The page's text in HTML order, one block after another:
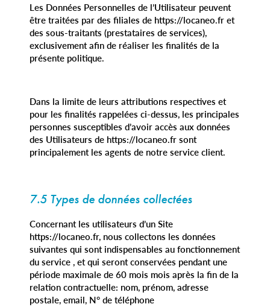
Les Données Personnelles de l’Utilisateur peuvent
être traitées par des filiales de https://locaneo.fr et
des sous-traitants (prestataires de services),
exclusivement afin de réaliser les finalités de la
présente politique.
Dans la limite de leurs attributions respectives et
pour les finalités rappelées ci-dessus, les principales
personnes susceptibles d’avoir accès aux données
des Utilisateurs de https://locaneo.fr sont
principalement les agents de notre service client.
7.5 Types de données collectées
Concernant les utilisateurs d’un Site
https://locaneo.fr, nous collectons les données
suivantes qui sont indispensables au fonctionnement
du service , et qui seront conservées pendant une
période maximale de 60 mois mois après la fin de la
relation contractuelle: nom, prénom, adresse
postale, email, N° de téléphone